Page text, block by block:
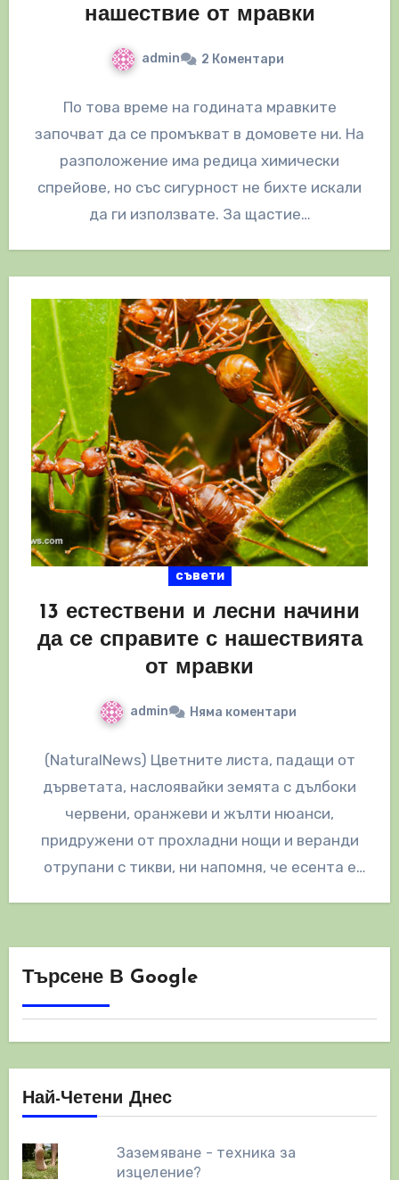
нашествие от мравки
admin 2 Коментари
По това време на годината мравките
започват да се промъкват в домовете ни. На
разположение има редица химически
спрейове, но със сигурност не бихте искали
да ги използвате. За щастие…
съвети
13 естествени и лесни начини
да се справите с нашествията
от мравки
admin Няма коментари
(NaturalNews) Цветните листа, падащи от
дърветата, наслоявайки земята с дълбоки
червени, оранжеви и жълти нюанси,
придружени от прохладни нощи и веранди
отрупани с тикви, ни напомня, че есента е
Търсене В Google
Най-Четени Днес
Заземяване - техника за
изцеление?